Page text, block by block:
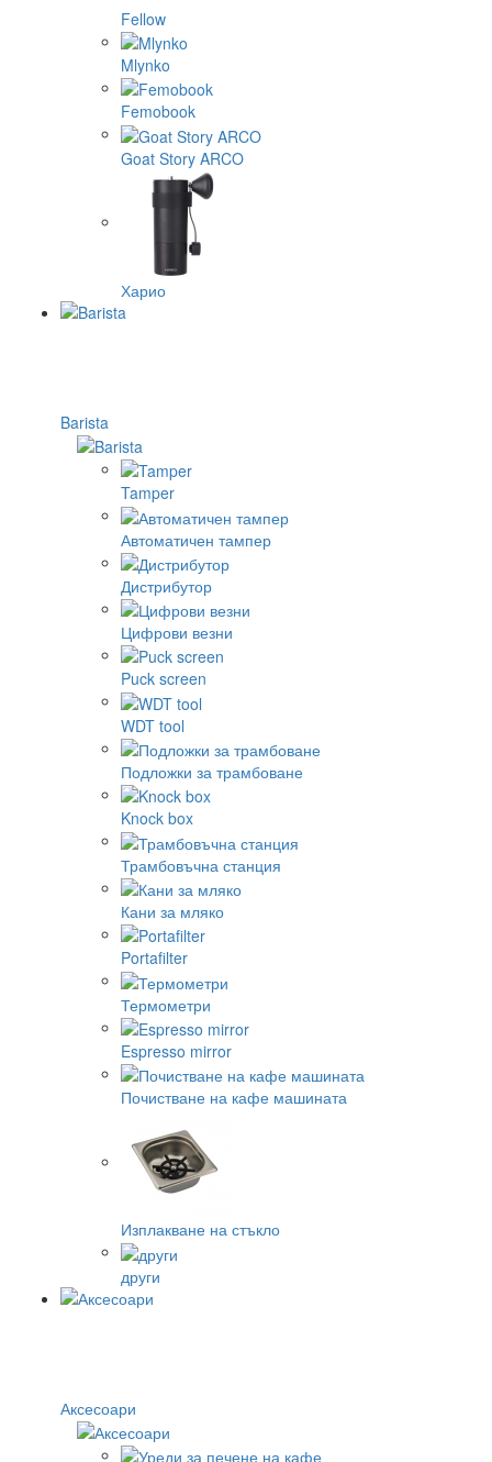
Fellow
Mlynko
Femobook
Goat Story ARCO
Харио
Barista
Tamper
Автоматичен тампер
Дистрибутор
Цифрови везни
Puck screen
WDT tool
Подложки за трамбоване
Knock box
Трамбовъчна станция
Кани за мляко
Portafilter
Термометри
Espresso mirror
Почистване на кафе машината
Изплакване на стъкло
други
Аксесоари